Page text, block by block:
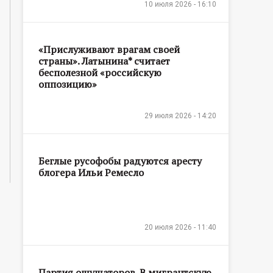
10 июля 2026 - 16:10
«Прислуживают врагам своей
страны». Латынина* считает
бесполезной «российскую
оппозицию»
29 июля 2026 - 14:20
Беглые русофобы радуются аресту
блогера Ильи Ремесло
20 июля 2026 - 11:40